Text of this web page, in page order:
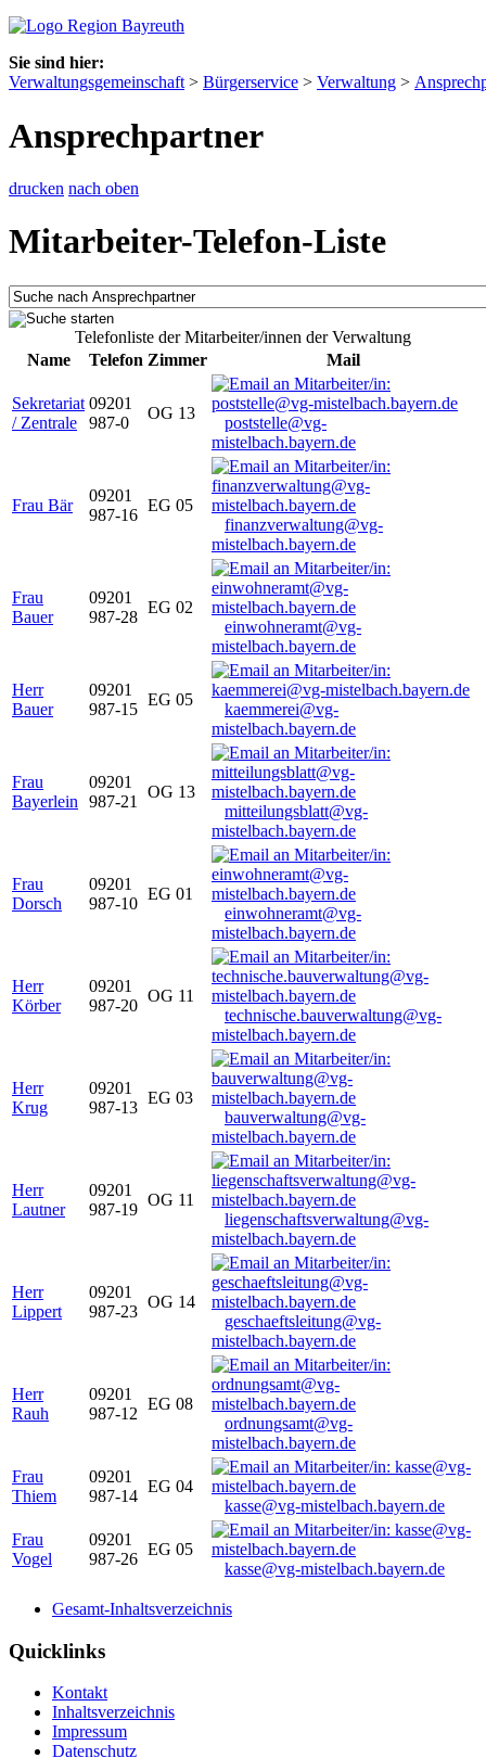
Sie sind hier:
Verwaltungsgemeinschaft > Bürgerservice > Verwaltung >
Ansprechpartner
drucken nach oben
Mitarbeiter-Telefon-Liste
Telefonliste der Mitarbeiter/innen der Verwaltung
Name
Telefon Zimmer Mail
Sekretariat
/ Zentrale
09201
987-0
OG 13
poststelle@vg-
mistelbach.bayern.de
Frau Bär
09201
987-16
EG 05
finanzverwaltung@vg-
mistelbach.bayern.de
Frau
Bauer
09201
987-28
EG 02
einwohneramt@vg-
mistelbach.bayern.de
Herr
Bauer
09201
987-15
EG 05
kaemmerei@vg-
mistelbach.bayern.de
Frau
Bayerlein
09201
987-21
OG 13
mitteilungsblatt@vg-
mistelbach.bayern.de
Frau
Dorsch
09201
987-10
EG 01
einwohneramt@vg-
mistelbach.bayern.de
Herr
Körber
09201
987-20
OG 11
technische.bauverwaltung@vg-
mistelbach.bayern.de
Herr
Krug
09201
987-13
EG 03
bauverwaltung@vg-
mistelbach.bayern.de
Herr
Lautner
09201
987-19
OG 11
liegenschaftsverwaltung@vg-
mistelbach.bayern.de
Herr
Lippert
09201
987-23
OG 14
geschaeftsleitung@vg-
mistelbach.bayern.de
Herr
Rauh
09201
987-12
EG 08
ordnungsamt@vg-
mistelbach.bayern.de
Frau
Thiem
09201
987-14
EG 04
kasse@vg-mistelbach.bayern.de
Frau
Vogel
09201
987-26
EG 05
kasse@vg-mistelbach.bayern.de
Gesamt-Inhaltsverzeichnis
Quicklinks
Kontakt
Inhaltsverzeichnis
Impressum
Datenschutz